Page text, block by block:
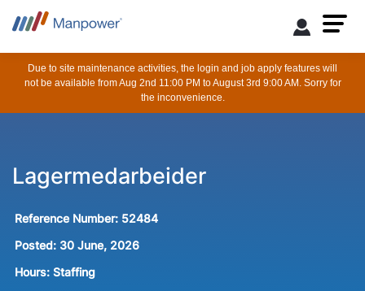
Due to site maintenance activities, the login and job apply features will
not be available from Aug 2nd 11:00 PM to August 3rd 9:00 AM. Sorry for
the inconvenience.
Lagermedarbeider
Reference Number: 52484
Posted: 30 June, 2026
Hours: Staffing